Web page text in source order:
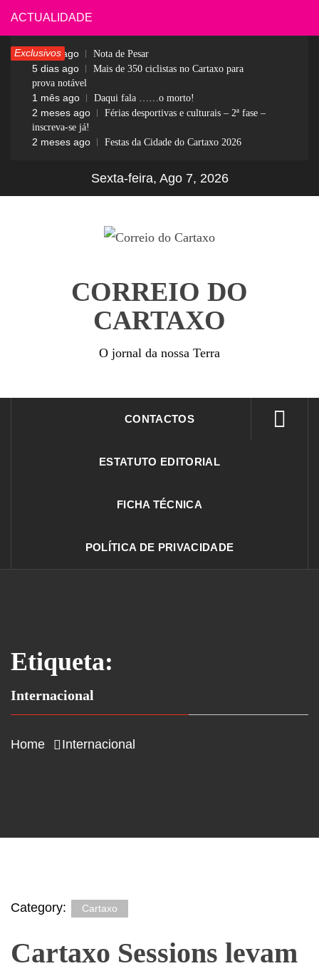
Skip
to
content
ACTUALIDADE
Exclusivos
4 dias ago Nota de Pesar
5 dias ago
Mais de 350 ciclistas no Cartaxo para
prova notável
1 mês ago Daqui fala ……o morto!
2 meses ago
Férias desportivas e culturais – 2ª fase –
inscreva-se já!
2 meses ago Festas da Cidade do Cartaxo 2026
Sexta-feira, Ago 7, 2026
CORREIO DO
CARTAXO
O jornal da nossa Terra
CONTACTOS
ESTATUTO EDITORIAL
FICHA TÉCNICA
POLÍTICA DE PRIVACIDADE
Etiqueta:
Internacional
Home Internacional
Category: Cartaxo
Cartaxo Sessions levam